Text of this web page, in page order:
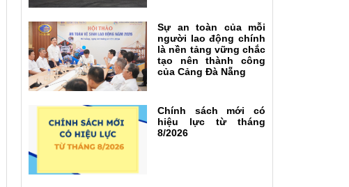
Sự an toàn của mỗi
người lao động chính
là nền tảng vững chắc
tạo nên thành công
của Cảng Đà Nẵng
Chính sách mới có
hiệu lực từ tháng
8/2026